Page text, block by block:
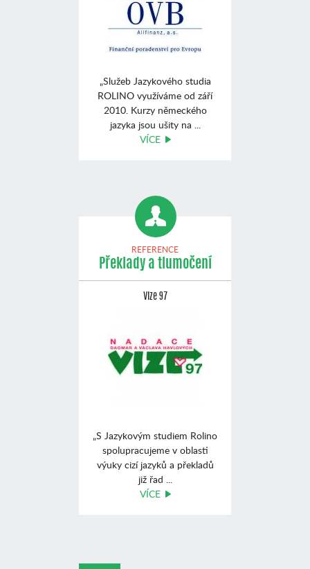
„Služeb Jazykového studia
ROLINO využíváme od září
2010. Kurzy německého
jazyka jsou ušity na ...
VÍCE
REFERENCE
Překlady a tlumočení
Vize 97
„S Jazykovým studiem Rolino
spolupracujeme v oblasti
výuky cizí jazyků a překladů
již řad ...
VÍCE